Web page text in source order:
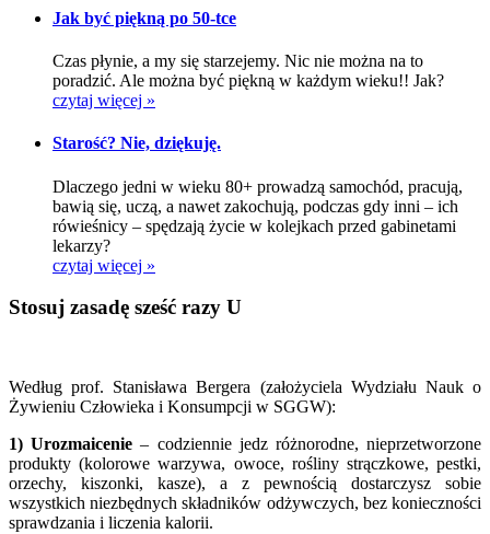
Jak być piękną po 50-tce
Czas płynie, a my się starzejemy. Nic nie można na to
poradzić. Ale można być piękną w każdym wieku!! Jak?
czytaj więcej »
Starość? Nie, dziękuję.
Dlaczego jedni w wieku 80+ prowadzą samochód, pracują,
bawią się, uczą, a nawet zakochują, podczas gdy inni – ich
rówieśnicy – spędzają życie w kolejkach przed gabinetami
lekarzy?
czytaj więcej »
Stosuj zasadę sześć razy U
Według prof. Stanisława Bergera (założyciela Wydziału Nauk o
Żywieniu Człowieka i Konsumpcji w SGGW):
1) Urozmaicenie – codziennie jedz różnorodne, nieprzetworzone
produkty (kolorowe warzywa, owoce, rośliny strączkowe, pestki,
orzechy, kiszonki, kasze), a z pewnością dostarczysz sobie
wszystkich niezbędnych składników odżywczych, bez konieczności
sprawdzania i liczenia kalorii.